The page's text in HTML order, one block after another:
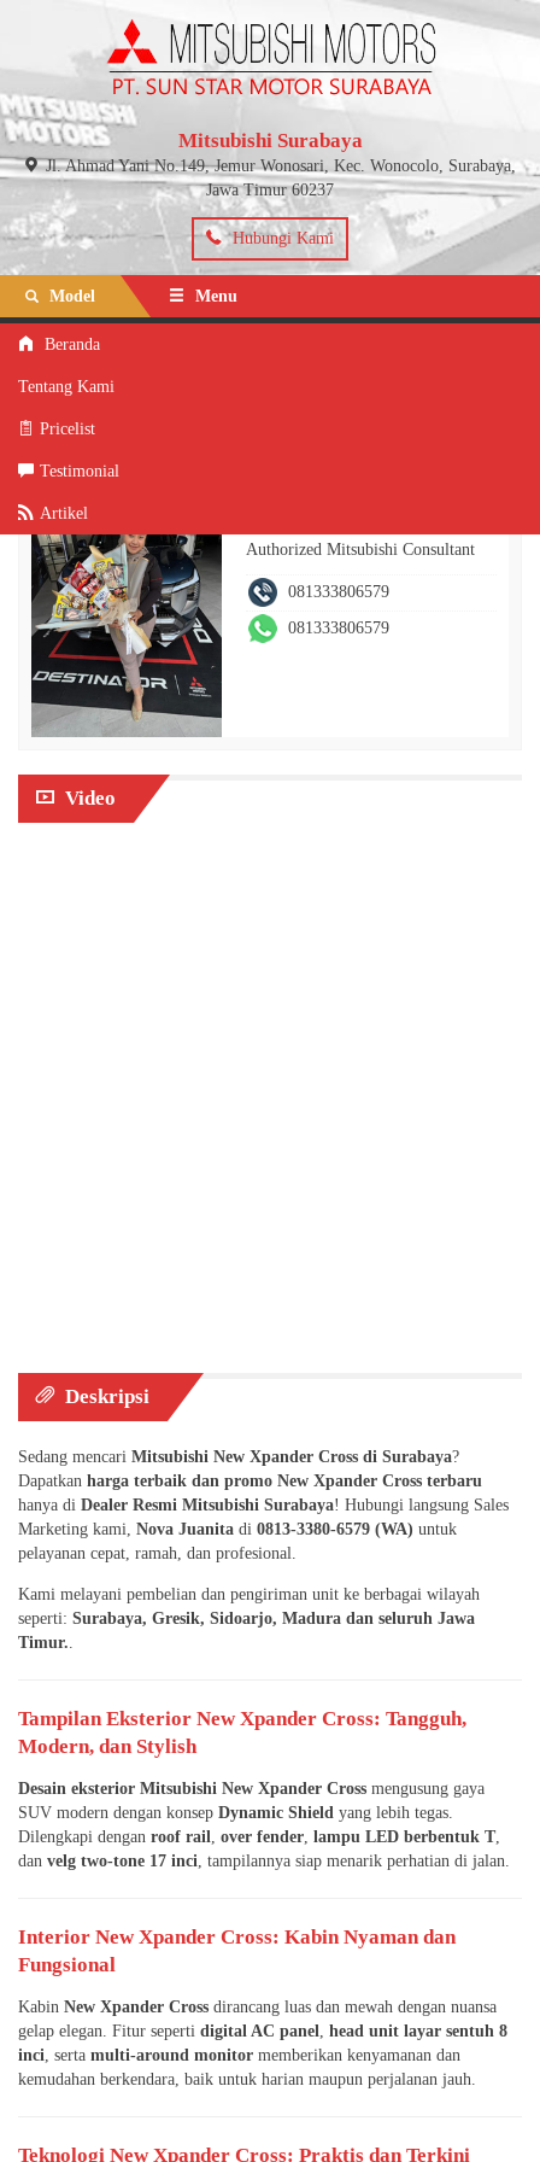
Mitsubishi Surabaya
Jl. Ahmad Yani No.149, Jemur Wonosari, Kec. Wonocolo, Surabaya,
Jawa Timur 60237
Hubungi Kami
Model Menu
Beranda
Tentang Kami
Pricelist
Testimonial
Artikel
Beranda»
New Xpander Cross
Preview
Authorized Mitsubishi Consultant
081333806579
081333806579
Video
Deskripsi
Sedang mencari Mitsubishi New Xpander Cross di Surabaya?
Dapatkan harga terbaik dan promo New Xpander Cross terbaru
hanya di Dealer Resmi Mitsubishi Surabaya! Hubungi langsung Sales
Marketing kami, Nova Juanita di 0813-3380-6579 (WA) untuk
pelayanan cepat, ramah, dan profesional.
Kami melayani pembelian dan pengiriman unit ke berbagai wilayah
seperti: Surabaya, Gresik, Sidoarjo, Madura dan seluruh Jawa
Timur.
Tampilan Eksterior New Xpander Cross: Tangguh,
Modern, dan Stylish
Desain eksterior Mitsubishi New Xpander Cross mengusung gaya
SUV modern dengan konsep Dynamic Shield yang lebih tegas.
Dilengkapi dengan roof rail over fender lampu LED berbentuk T,
dan velg two-tone 17 inci , tampilannya siap menarik perhatian di jalan.
Interior New Xpander Cross: Kabin Nyaman dan
Fungsional
Kabin New Xpander Cross dirancang luas dan mewah dengan nuansa
gelap elegan. Fitur seperti digital AC panel
head unit layar sentuh 8
inci , serta multi-around monitor memberikan kenyamanan dan
kemudahan berkendara, baik untuk harian maupun perjalanan jauh.
Teknologi New Xpander Cross: Praktis dan Terkini